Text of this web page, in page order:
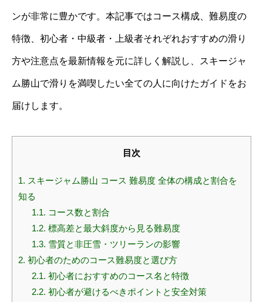
ンが非常に豊かです。本記事ではコース構成、難易度の
特徴、初心者・中級者・上級者それぞれおすすめの滑り
方や注意点を最新情報を元に詳しく解説し、スキージャ
ム勝山で滑りを満喫したい全ての人に向けたガイドをお
届けします。
目次
1. スキージャム勝山 コース 難易度 全体の構成と割合を
知る
1.1. コース数と割合
1.2. 標高差と最大斜度から見る難易度
1.3. 雪質と非圧雪・ツリーランの影響
2. 初心者のためのコース難易度と選び方
2.1. 初心者におすすめのコース名と特徴
2.2. 初心者が避けるべきポイントと安全対策